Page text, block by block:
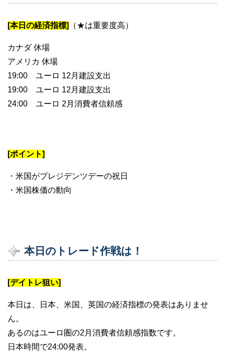
[本日の経済指標] （★は重要度高）
カナダ 休場
アメリカ 休場
19:00 ユーロ 12月建設支出
19:00 ユーロ 12月建設支出
24:00 ユーロ 2月消費者信頼感
[ポイント]
・米国がプレジデンツデーの祝日
・米国株価の動向
本日のトレード作戦は！
[デイトレ狙い]
本日は、日本、米国、英国の経済指標の発表はありませ
ん。
あるのはユーロ圏の2月消費者信頼感指数です。
日本時間で24:00発表。